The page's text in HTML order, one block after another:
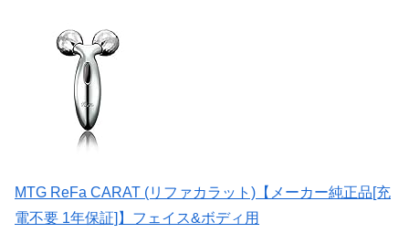
MTG ReFa CARAT (リファカラット)【メーカー純正品[充
電不要 1年保証]】フェイス&ボディ用